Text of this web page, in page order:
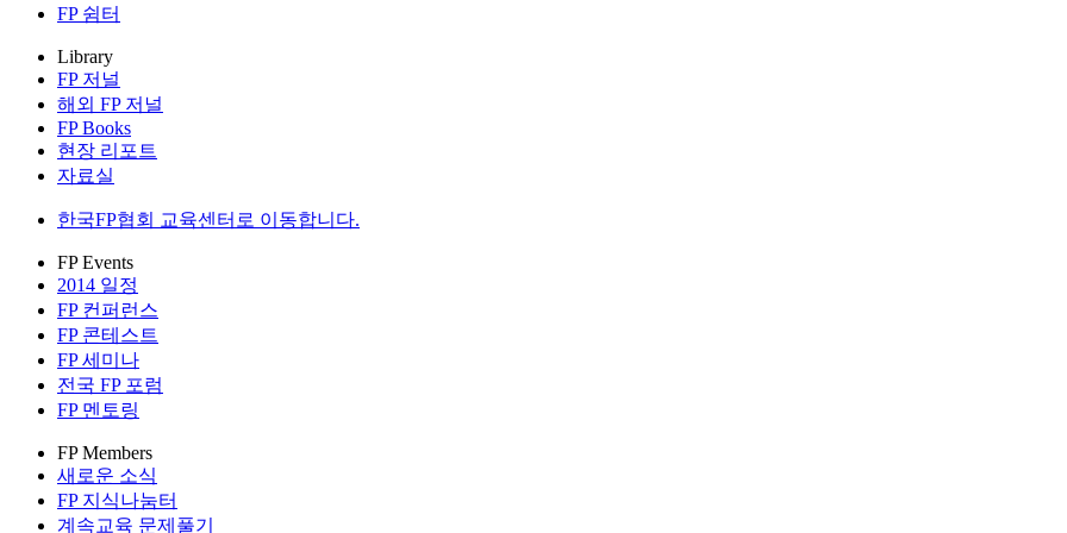
FP 쉼터
Library
FP 저널
해외 FP 저널
FP Books
현장 리포트
자료실
한국FP협회 교육센터로 이동합니다.
FP Events
2014 일정
FP 컨퍼런스
FP 콘테스트
FP 세미나
전국 FP 포럼
FP 멘토링
FP Members
새로운 소식
FP 지식나눔터
계속교육 문제풀기